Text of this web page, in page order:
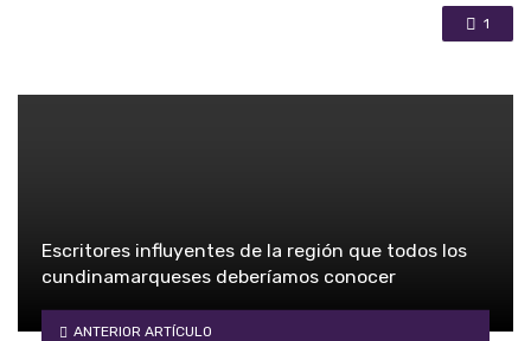
1
Escritores influyentes de la región que todos los
cundinamarqueses deberíamos conocer
ANTERIOR ARTÍCULO